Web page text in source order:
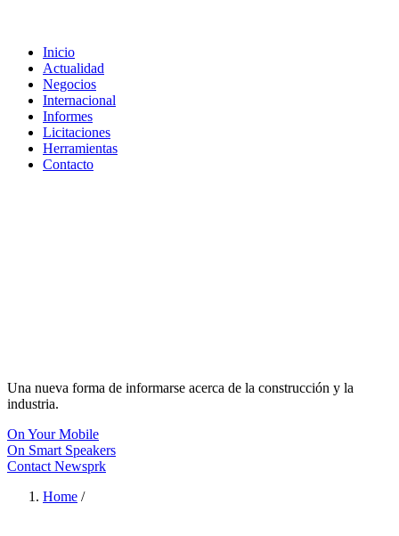
Inicio
Actualidad
Negocios
Internacional
Informes
Licitaciones
Herramientas
Contacto
Una nueva forma de informarse acerca de la construcción y la
industria.
On Your Mobile
On Smart Speakers
Contact Newsprk
Home /